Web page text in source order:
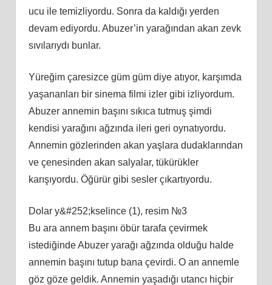
ucu ile temizliyordu. Sonra da kaldığı yerden
devam ediyordu. Abuzer’in yarağından akan zevk
sıvılarıydı bunlar.
Yüreğim çaresizce güm güm diye atıyor, karşımda
yaşananları bir sinema filmi izler gibi izliyordum.
Abuzer annemin başını sıkıca tutmuş şimdi
kendisi yarağını ağzında ileri geri oynatıyordu.
Annemin gözlerinden akan yaşlara dudaklarından
ve çenesinden akan salyalar, tükürükler
karışıyordu. Öğürür gibi sesler çıkartıyordu.
Dolar y&#252;kselince (1), resim №3
Bu ara annem başını öbür tarafa çevirmek
istediğinde Abuzer yarağı ağzında olduğu halde
annemin başını tutup bana çevirdi. O an annemle
göz göze geldik. Annemin yaşadığı utancı hiçbir